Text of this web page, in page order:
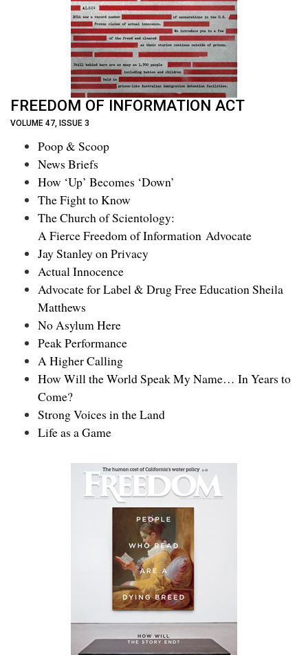
FREEDOM OF INFORMATION ACT
VOLUME 47, ISSUE 3
Poop & Scoop
News Briefs
How ‘Up’ Becomes ‘Down’
The Fight to Know
The Church of Scientology:
A Fierce Freedom of Information Advocate
Jay Stanley on Privacy
Actual Innocence
Advocate for Label & Drug Free Education Sheila
Matthews
No Asylum Here
Peak Performance
A Higher Calling
How Will the World Speak My Name… In Years to
Come?
Strong Voices in the Land
Life as a Game